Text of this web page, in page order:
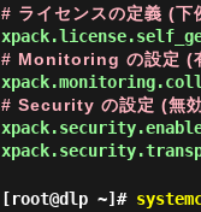
# ライセンスの定義 (下
# Monitoring の設定 (
# Security の設定 (無
[root@dlp ~]#